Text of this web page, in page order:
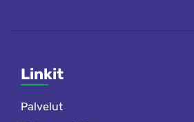
Linkit
Palvelut